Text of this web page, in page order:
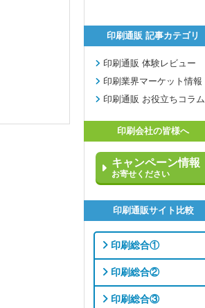
印刷通販 記事カテゴリ
印刷通販 体験レビュー
印刷業界マーケット情報
印刷通販 お役立ちコラム
印刷会社の皆様へ
キャンペーン情報
お寄せください
印刷通販サイト比較
印刷総合①
印刷総合②
印刷総合③